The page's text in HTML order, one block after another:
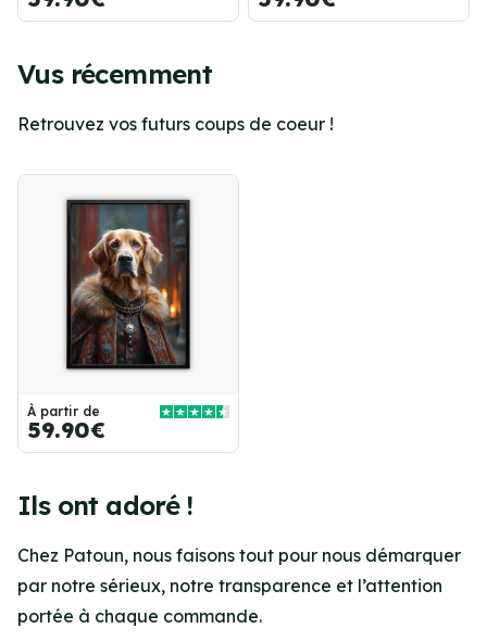
Vus récemment
Retrouvez vos futurs coups de coeur !
À partir de
59.90€
Ils ont adoré !
Chez Patoun, nous faisons tout pour nous démarquer
par notre sérieux, notre transparence et l’attention
portée à chaque commande.